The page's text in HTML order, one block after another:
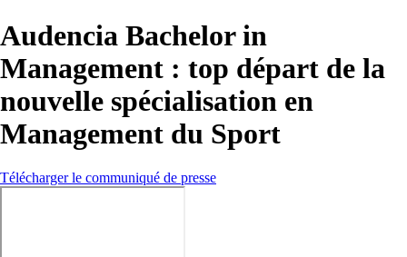
Audencia Bachelor in
Management : top départ de la
nouvelle spécialisation en
Management du Sport
Télécharger le communiqué de presse